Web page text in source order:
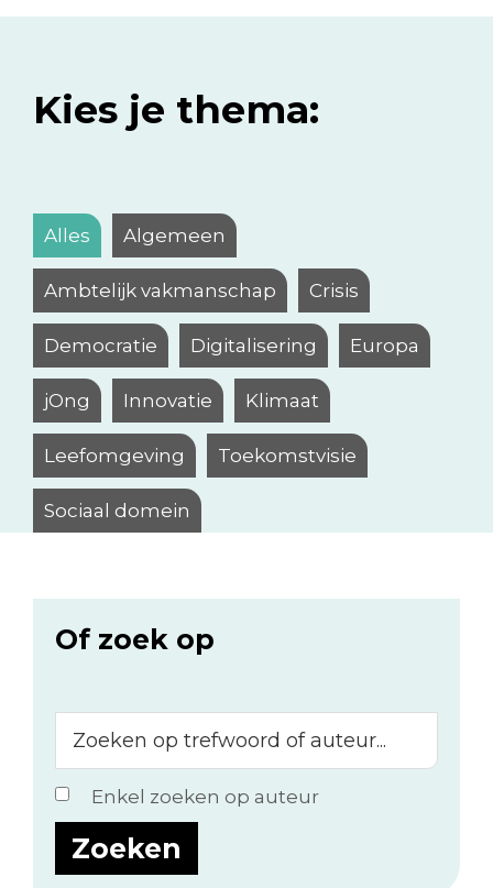
Kies je thema:
Alles Algemeen
Ambtelijk vakmanschap Crisis
Democratie Digitalisering Europa
jOng Innovatie Klimaat
Leefomgeving Toekomstvisie
Sociaal domein
Of zoek op
op
trefwoord
of
auteur...
Enkel zoeken op auteur